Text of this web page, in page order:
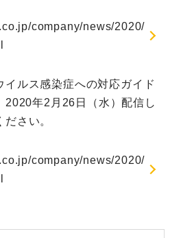
company/news/2020/
イルス感染症への対応ガイド
2020年2月26日（水）配信し
さい。
company/news/2020/